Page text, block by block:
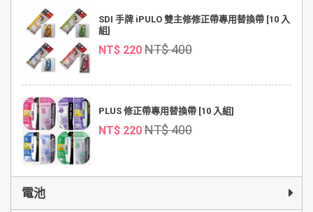
SDI 手牌 iPULO 雙主修修正帶專用替換帶 [10 入
組]
NT$ 220 NT$ 400
PLUS 修正帶專用替換帶 [10 入組]
NT$ 220 NT$ 400
電池